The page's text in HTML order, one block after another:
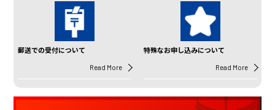
郵送での受付について
Read More
特殊なお申し込みについて
Read More